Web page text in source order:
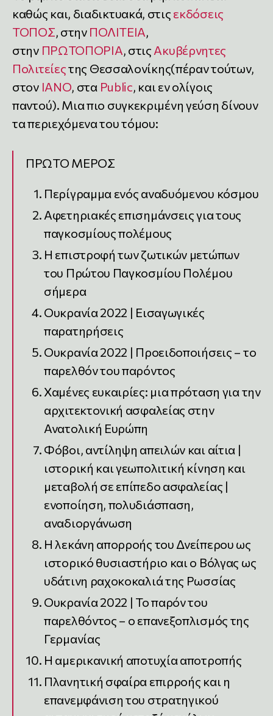
καθώς και, διαδικτυακά, στις εκδόσεις
ΤΟΠΟΣ, στην ΠΟΛΙΤΕΙΑ,
στην ΠΡΩΤΟΠΟΡΙΑ, στις Ακυβέρνητες
Πολιτείεςτης Θεσσαλονίκης(πέραν τούτων,
στον ΙΑΝΟ, στα Public, και εν ολίγοις
παντού). Μια πιο συγκεκριμένη γεύση δίνουν
τα περιεχόμενα του τόμου:
ΠΡΩΤΟ ΜΕΡΟΣ
Περίγραμμα ενός αναδυόμενου κόσμου
Αφετηριακές επισημάνσεις για τους
παγκοσμίους πολέμους
Η επιστροφή των ζωτικών μετώπων
του Πρώτου Παγκοσμίου Πολέμου
σήμερα
Ουκρανία 2022 | Εισαγωγικές
παρατηρήσεις
Ουκρανία 2022 | Προειδοποιήσεις – το
παρελθόν του παρόντος
Χαμένες ευκαιρίες: μια πρόταση για την
αρχιτεκτονική ασφαλείας στην
Ανατολική Ευρώπη
Φόβοι, αντίληψη απειλών και αίτια |
ιστορική και γεωπολιτική κίνηση και
μεταβολή σε επίπεδο ασφαλείας |
ενοποίηση, πολυδιάσπαση,
αναδιοργάνωση
Η λεκάνη απορροής του Δνείπερου ως
ιστορικό θυσιαστήριο και ο Βόλγας ως
υδάτινη ραχοκοκαλιά της Ρωσσίας
Ουκρανία 2022 | Το παρόν του
παρελθόντος – ο επανεξοπλισμός της
Γερμανίας
Η αμερικανική αποτυχία αποτροπής
Πλανητική σφαίρα επιρροής και η
επανεμφάνιση του στρατηγικού